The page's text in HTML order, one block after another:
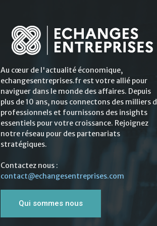
Au cœur de l'actualité économique,
echangesentreprises.fr est votre allié pour
naviguer dans le monde des affaires. Depuis
plus de 10 ans, nous connectons des milliers
professionnels et fournissons des insights
essentiels pour votre croissance. Rejoignez
notre réseau pour des partenariats
stratégiques.
Contactez nous :
contact@echangesentreprises.com
Qui sommes nous